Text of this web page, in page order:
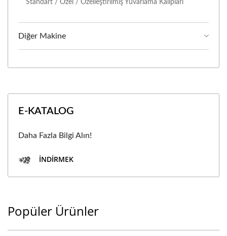
Standart / Özel / Özelleştirilmiş Yuvarlama Kalıpları
Diğer Makine
E-KATALOG
Daha Fazla Bilgi Alın!
İNDIRMEK
Popüler Ürünler